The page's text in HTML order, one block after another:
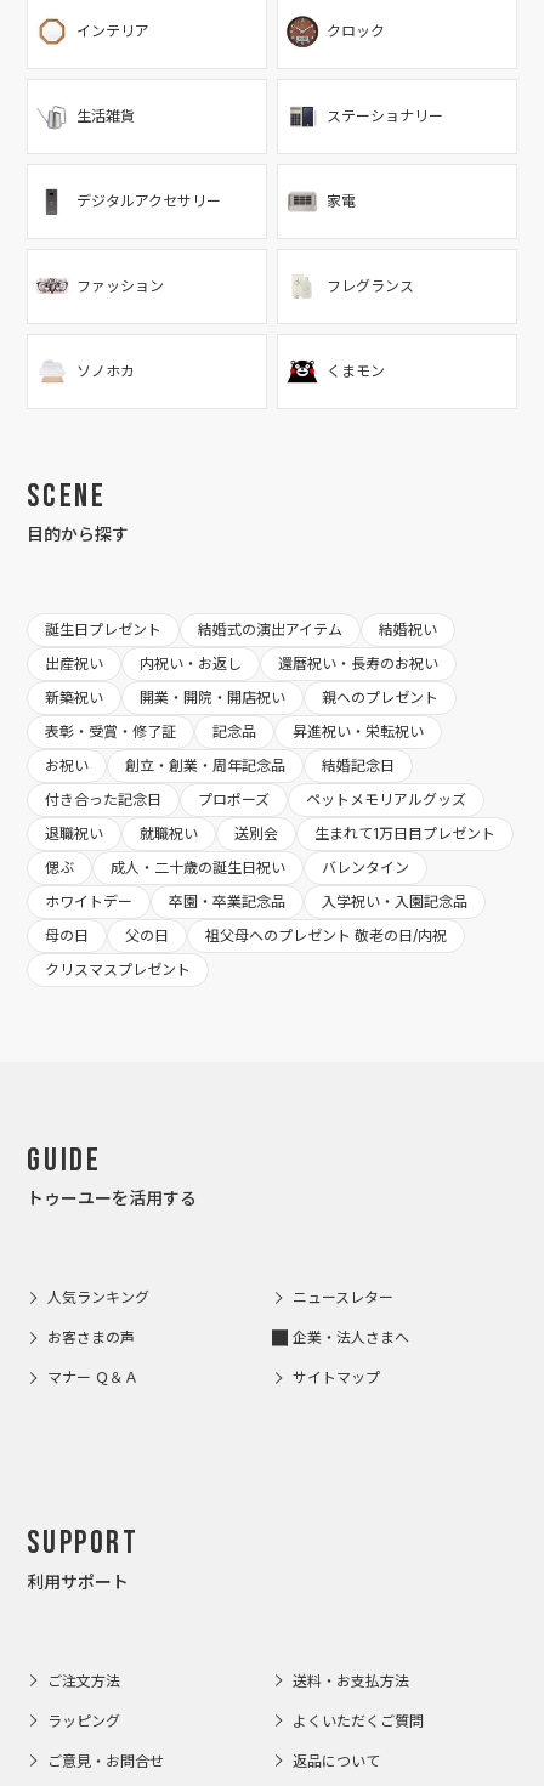
インテリア クロック
生活雑貨 ステーショナリー
デジタルアクセサリー 家電
ファッション フレグランス
ソノホカ くまモン
Scene
目的から探す
誕生日プレゼント 結婚式の演出アイテム
結婚祝い
出産祝い
内祝い・お返し
還暦祝い・長寿のお祝い
新築祝い
開業・開院・開店祝い
親へのプレゼント
表彰・受賞・修了証
記念品
昇進祝い・栄転祝い
お祝い
創立・創業・周年記念品
結婚記念日
付き合った記念日
プロポーズ
ペットメモリアルグッズ
退職祝い
就職祝い 送別会
生まれて1万日目プレゼント
偲ぶ
成人・二十歳の誕生日祝い
バレンタイン
ホワイトデー
卒園・卒業記念品
入学祝い・入園記念品
母の日
父の日
祖父母へのプレゼント 敬老の日/内祝
クリスマスプレゼント
Guide
トゥーユーを活用する
人気ランキング ニュースレター
お客さまの声 企業・法人さまへ
マナー Ｑ＆Ａ サイトマップ
Support
利用サポート
ご注文方法 送料・お支払方法
ラッピング よくいただくご質問
ご意見・お問合せ 返品について